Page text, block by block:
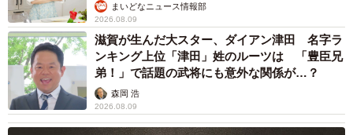
まいどなニュース情報部
2026.08.09
滋賀が生んだ大スター、ダイアン津田 名字ラ
ンキング上位「津田」姓のルーツは 「豊臣兄
弟！」で話題の武将にも意外な関係が…？
森岡 浩
2026.08.09